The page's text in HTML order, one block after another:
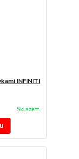
INFINITI
Skladem